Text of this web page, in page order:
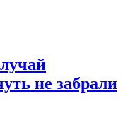
не забрали